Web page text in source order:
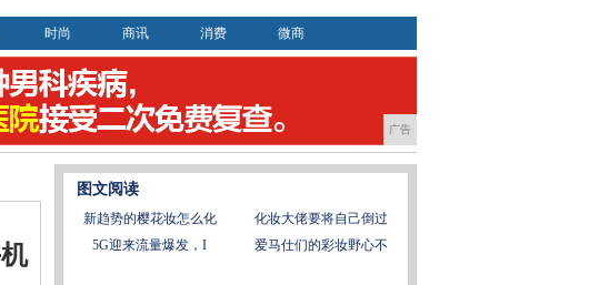
时尚 商讯 消费 微商
广告
图文阅读
新趋势的樱花妆怎么化
化妆大佬要将自己倒过
5G迎来流量爆发，I
爱马仕们的彩妆野心不